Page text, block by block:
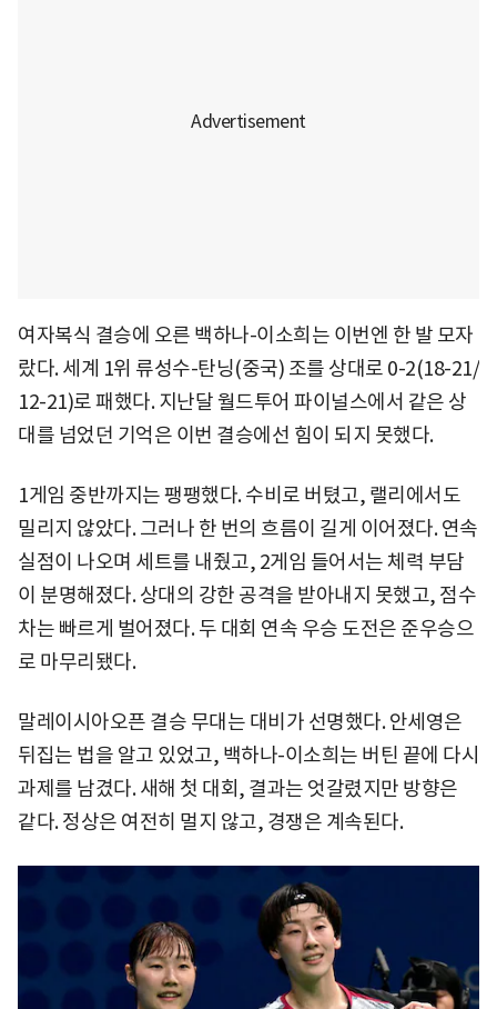
여자복식 결승에 오른 백하나-이소희는 이번엔 한 발 모자
랐다. 세계 1위 류성수-탄닝(중국) 조를 상대로 0-2(18-21/
12-21)로 패했다. 지난달 월드투어 파이널스에서 같은 상
대를 넘었던 기억은 이번 결승에선 힘이 되지 못했다.
1게임 중반까지는 팽팽했다. 수비로 버텼고, 랠리에서도
밀리지 않았다. 그러나 한 번의 흐름이 길게 이어졌다. 연속
실점이 나오며 세트를 내줬고, 2게임 들어서는 체력 부담
이 분명해졌다. 상대의 강한 공격을 받아내지 못했고, 점수
차는 빠르게 벌어졌다. 두 대회 연속 우승 도전은 준우승으
로 마무리됐다.
말레이시아오픈 결승 무대는 대비가 선명했다. 안세영은
뒤집는 법을 알고 있었고, 백하나-이소희는 버틴 끝에 다시
과제를 남겼다. 새해 첫 대회, 결과는 엇갈렸지만 방향은
같다. 정상은 여전히 멀지 않고, 경쟁은 계속된다.